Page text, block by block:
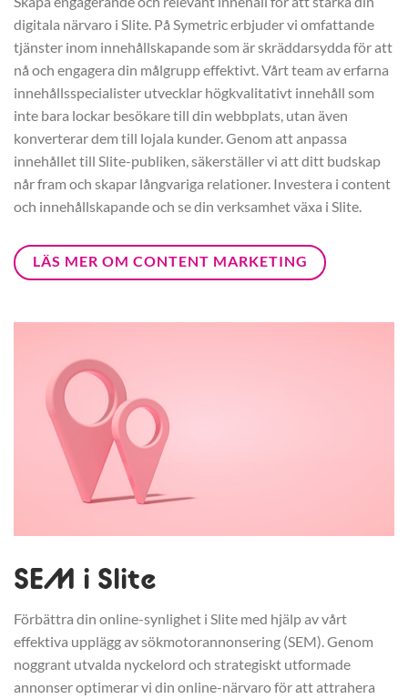
digitala närvaro i Slite. På Symetric erbjuder vi omfattande
tjänster inom innehållskapande som är skräddarsydda för att
nå och engagera din målgrupp effektivt. Vårt team av erfarna
innehållsspecialister utvecklar högkvalitativt innehåll som
inte bara lockar besökare till din webbplats, utan även
konverterar dem till lojala kunder. Genom att anpassa
innehållet till Slite-publiken, säkerställer vi att ditt budskap
når fram och skapar långvariga relationer. Investera i content
och innehållskapande och se din verksamhet växa i Slite.
LÄS MER OM CONTENT MARKETING
SEM i Slite
Förbättra din online-synlighet i Slite med hjälp av vårt
effektiva upplägg av sökmotorannonsering (SEM). Genom
noggrant utvalda nyckelord och strategiskt utformade
annonser optimerar vi din online-närvaro för att attrahera